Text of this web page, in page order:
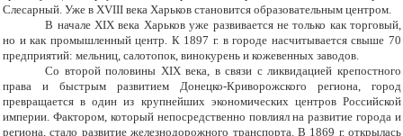
Слесарный. Уже в XVIII века Харьков становится образовательным центром.
В начале XIX века Харьков уже развивается не только как торговый,
но и как промышленный центр. К 1897 г. в городе насчитывается свыше 70
предприятий: мельниц, салотопок, винокурень и кожевенных заводов.
Со второй половины XIX века, в связи с ликвидацией крепостного
права и быстрым развитием Донецко-Криворожского региона, город
превращается в один из крупнейших экономических центров Российской
империи. Фактором, который непосредственно повлиял на развитие города и
региона, стало развитие железнодорожного транспорта. В 1869 г. открылась